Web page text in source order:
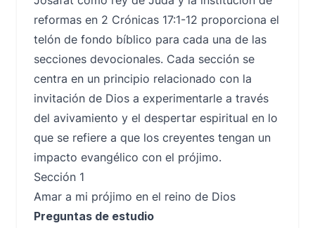
reformas en 2 Crónicas 17:1-12 proporciona el
telón de fondo bíblico para cada una de las
secciones devocionales. Cada sección se
centra en un principio relacionado con la
invitación de Dios a experimentarle a través
del avivamiento y el despertar espiritual en lo
que se refiere a que los creyentes tengan un
impacto evangélico con el prójimo.
Sección 1
Amar a mi prójimo en el reino de Dios
Preguntas de estudio